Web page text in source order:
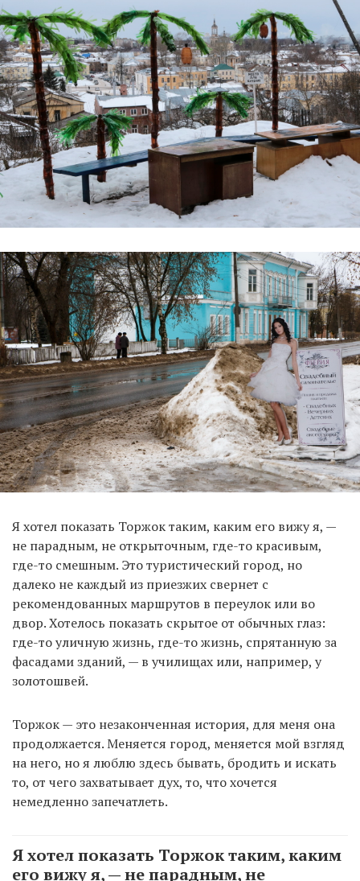
Я хотел показать Торжок таким, каким его вижу я, —
не парадным, не открыточным, где-то красивым,
где-то смешным. Это туристический город, но
далеко не каждый из приезжих свернет с
рекомендованных маршрутов в переулок или во
двор. Хотелось показать скрытое от обычных глаз:
где-то уличную жизнь, где-то жизнь, спрятанную за
фасадами зданий, — в училищах или, например, у
золотошвей.
Торжок — это незаконченная история, для меня она
продолжается. Меняется город, меняется мой взгляд
на него, но я люблю здесь бывать, бродить и искать
то, от чего захватывает дух, то, что хочется
немедленно запечатлеть.
Я хотел показать Торжок таким, каким
его вижу я, — не парадным, не